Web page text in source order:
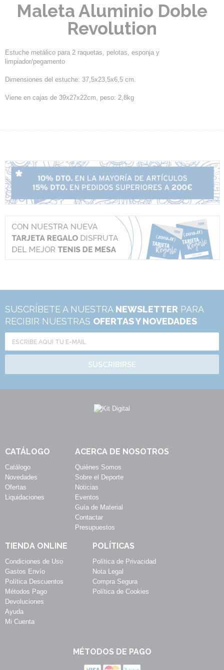
Maleta Aluminio Doble
Revolution
Estuche metálico para 2 raquetas, pelotas, esponja y
limpiador/pegamento
Dimensiones del estuche: 37,5x23,5x6,5 cm.
Viene en cajas de 39x27x22cm, peso: 2,8kg
SUSCRÍBETE A NUESTRA NEWSLETTER PARA
RECIBIR NUESTRAS OFERTAS Y NOVEDADES
SUSCRIBIRSE
CATÁLOGO
Catálogo
Novedades
Ofertas
Liquidaciones
ACERCA DE NOSOTROS
Quiénes Somos
Sobre el Deporte
Noticias
Eventos
Guía de Material
Contactar
Presupuestos
TIENDA ONLINE
Condiciones de Uso
Gastos Envío
Política Descuentos
Métodos Pago
Devoluciones
Ayuda
Mi Cuenta
POLÍTICAS
Política de Privacidad
Nota Legal
Compra Segura
Política de Cookies
MÉTODOS DE PAGO